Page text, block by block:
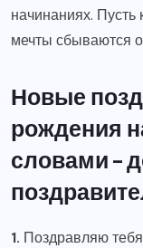
начинаниях. Пусть
мечты сбываются
Новые
рождения
словами –
1. Поздравляю